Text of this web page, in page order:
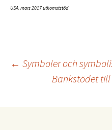
USA. mars 2017 utkomststöd
← Symboler och
Bankstödet